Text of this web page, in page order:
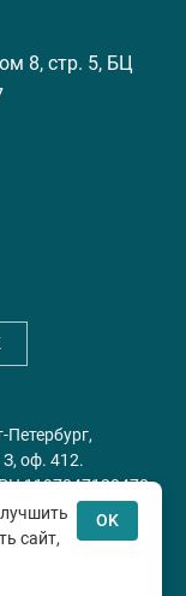
8, стр. 5, БЦ
З, оф. 412.
1197847128478
сайт,
OK